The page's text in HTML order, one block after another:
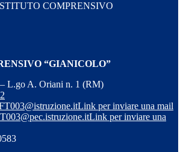
COMPRENSIVO
“GIANICOLO”
L.go A. Oriani n. 1 (RM)
Link per inviare una mail
Link per inviare una